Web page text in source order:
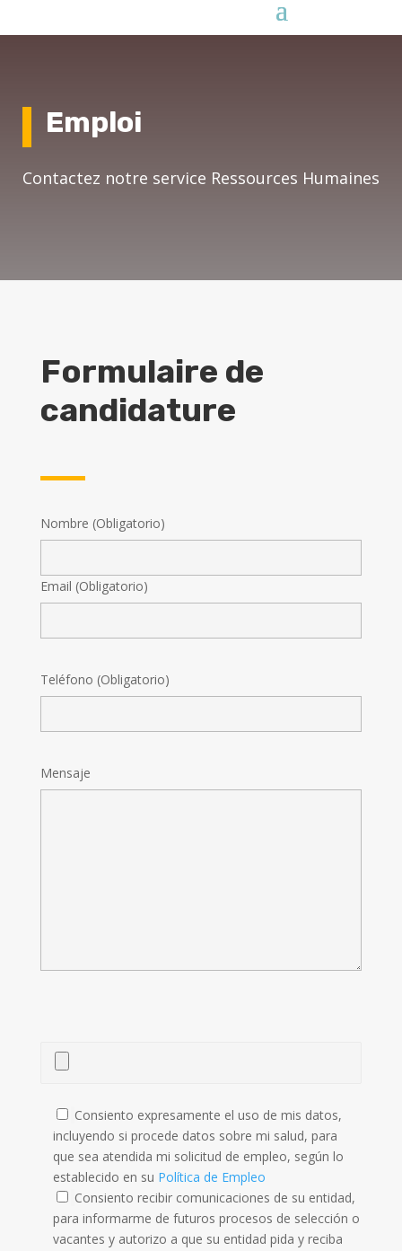
Emploi
Contactez notre service Ressources Humaines
Formulaire de
candidature
Nombre (Obligatorio)
Email (Obligatorio)
Teléfono (Obligatorio)
Mensaje
Consiento expresamente el uso de mis datos,
incluyendo si procede datos sobre mi salud, para
que sea atendida mi solicitud de empleo, según lo
establecido en su Política de Empleo
Consiento recibir comunicaciones de su entidad,
para informarme de futuros procesos de selección o
vacantes y autorizo a que su entidad pida y reciba